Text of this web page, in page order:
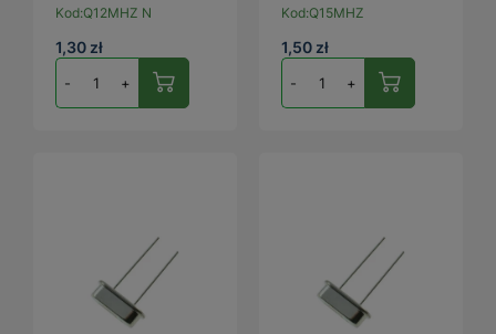
Kod:Q12MHZ N
1,30 zł
- +
Kod:Q15MHZ
1,50 zł
- +